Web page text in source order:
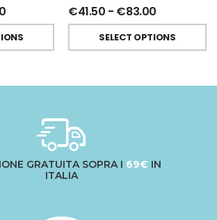
€41.50 - €83.00
SELECT OPTIONS
GRATUITA SOPRA I 69€ IN
ITALIA